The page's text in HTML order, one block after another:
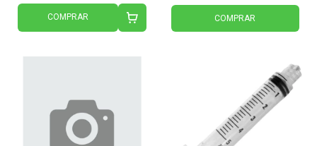
COMPRAR COMPRAR